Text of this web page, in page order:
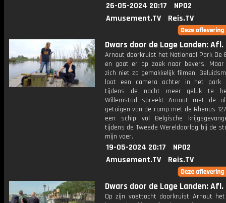
26-05-2024 20:17
NPO2
Amusement.TV
Reis.TV
Dwars door de Lage Landen: Afl.
Arnout doorkruist het Nationaal Park De
en gaat er op zoek naar bevers.
zich niet zo gemakkelijk filmen.
laat een camera achter in het park
tijdens de nacht meer geluk te
Willemstad spreekt Arnout met de
getuigen van de ramp met de Rhenus
een schip vol Belgische
tijdens de Tweede Wereldoorlog bij de
mijn voer.
19-05-2024 20:17
NPO2
Amusement.TV
Reis.TV
Dwars door de Lage Landen:
Op zijn voettocht doorkruist Arnout